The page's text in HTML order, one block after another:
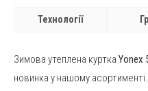
Технології
Зимова утеплена куртка Yonex
новинка у нашому асортименті.